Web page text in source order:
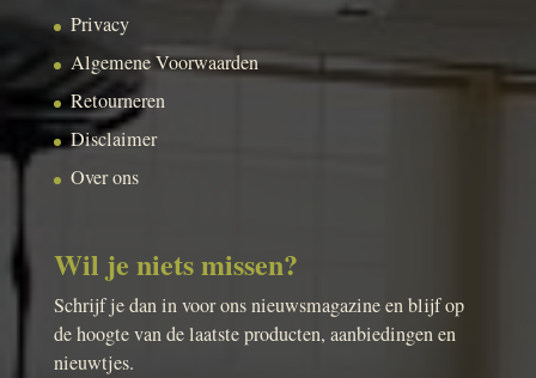
Privacy
Algemene Voorwaarden
Retourneren
Disclaimer
Over ons
Wil je niets missen?
Schrijf je dan in voor ons nieuwsmagazine en blijf op
de hoogte van de laatste producten, aanbiedingen en
nieuwtjes.